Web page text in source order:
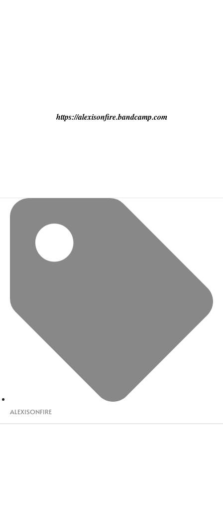
https://alexisonfire.bandcamp.com
ALEXISONFIRE